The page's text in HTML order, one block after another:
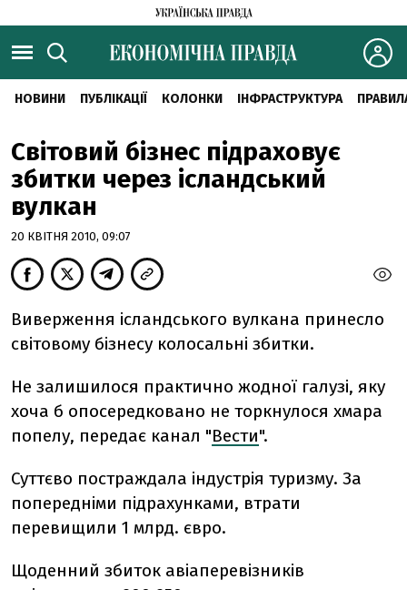
НОВИНИ ПУБЛІКАЦІЇ КОЛОНКИ ІНФРАСТРУКТУРА
Світовий бізнес підраховує
збитки через ісландський
вулкан
20 КВІТНЯ 2010, 09:07
Виверження ісландського вулкана принесло
світовому бізнесу колосальні збитки.
Не залишилося практично жодної галузі, яку
хоча б опосередковано не торкнулося хмара
попелу, передає канал "Вести".
Суттєво постраждала індустрія туризму. За
попередніми підрахунками, втрати
перевищили 1 млрд. євро.
Щоденний збиток авіаперевізників